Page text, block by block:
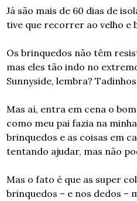
Já são mais de 60 dias de
tive que recorrer ao velho e
Os brinquedos não têm
mas eles tão indo no
Sunnyside, lembra?
Mas aí, entra em cena o
como meu pai fazia na
brinquedos e as coisas em
tentando ajudar, mas não
Mas o fato é que as super
brinquedos – e nos dedos –